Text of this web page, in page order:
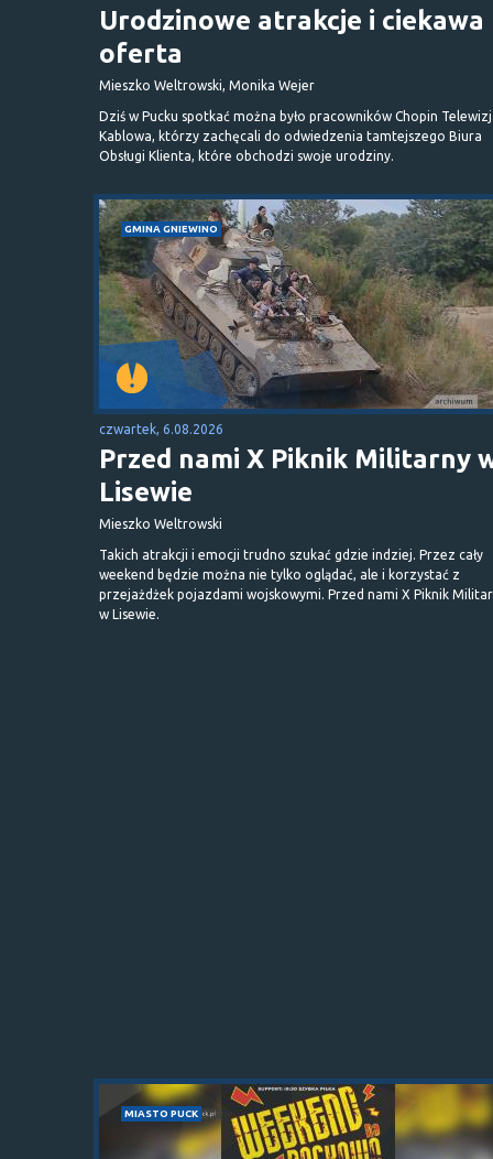
Urodzinowe atrakcje i ciekawa
oferta
Mieszko Weltrowski, Monika Wejer
Dziś w Pucku spotkać można było pracowników Chopin
Kablowa, którzy zachęcali do odwiedzenia tamtejszego Biura
Obsługi Klienta, które obchodzi swoje urodziny.
GMINA GNIEWINO
czwartek, 6.08.2026
Przed nami X Piknik Militarny
Lisewie
Mieszko Weltrowski
Takich atrakcji i emocji trudno szukać gdzie indziej. Przez cały
weekend będzie można nie tylko oglądać, ale i korzystać z
przejażdżek pojazdami wojskowymi. Przed nami X Piknik
w Lisewie.
MIASTO PUCK